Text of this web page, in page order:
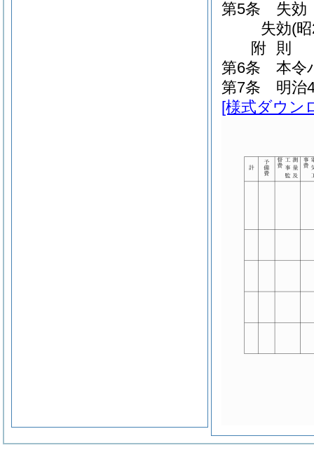
第5条
失効
失効(
附 則
第6条
本令
第7条
明治
[様式ダウン